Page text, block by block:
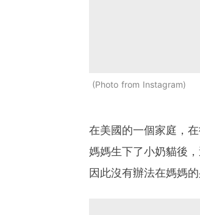
Photo from Instagram
在美國的一個家庭，
媽媽生下了小奶貓後
因此沒有辦法在媽媽